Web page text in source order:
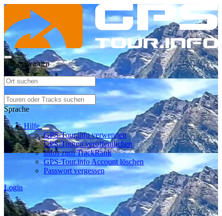
Ort auswählen
Sprache
Hilfe
GPS-Tour.info verwenden
GPS-Touren veröffentlichen
Infos zum TrackRank
GPS-Tour.info Account löschen
Passwort vergessen
Login